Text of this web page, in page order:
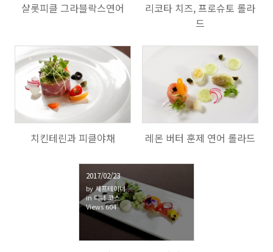
샬롯피클 그라블락스연어
리코타 치즈, 프로슈토 롤라
드
900
치킨테린과 피클야채
1314
레몬 버터 훈제 연어 롤라드
2017/02/23
by셰프테이너
in 디너 코스
Views604